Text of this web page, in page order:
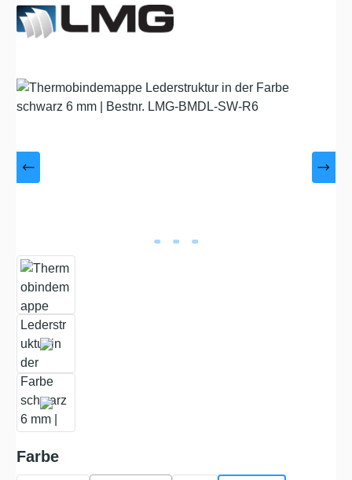
Bildergalerie überspringen
Farbeauswählen